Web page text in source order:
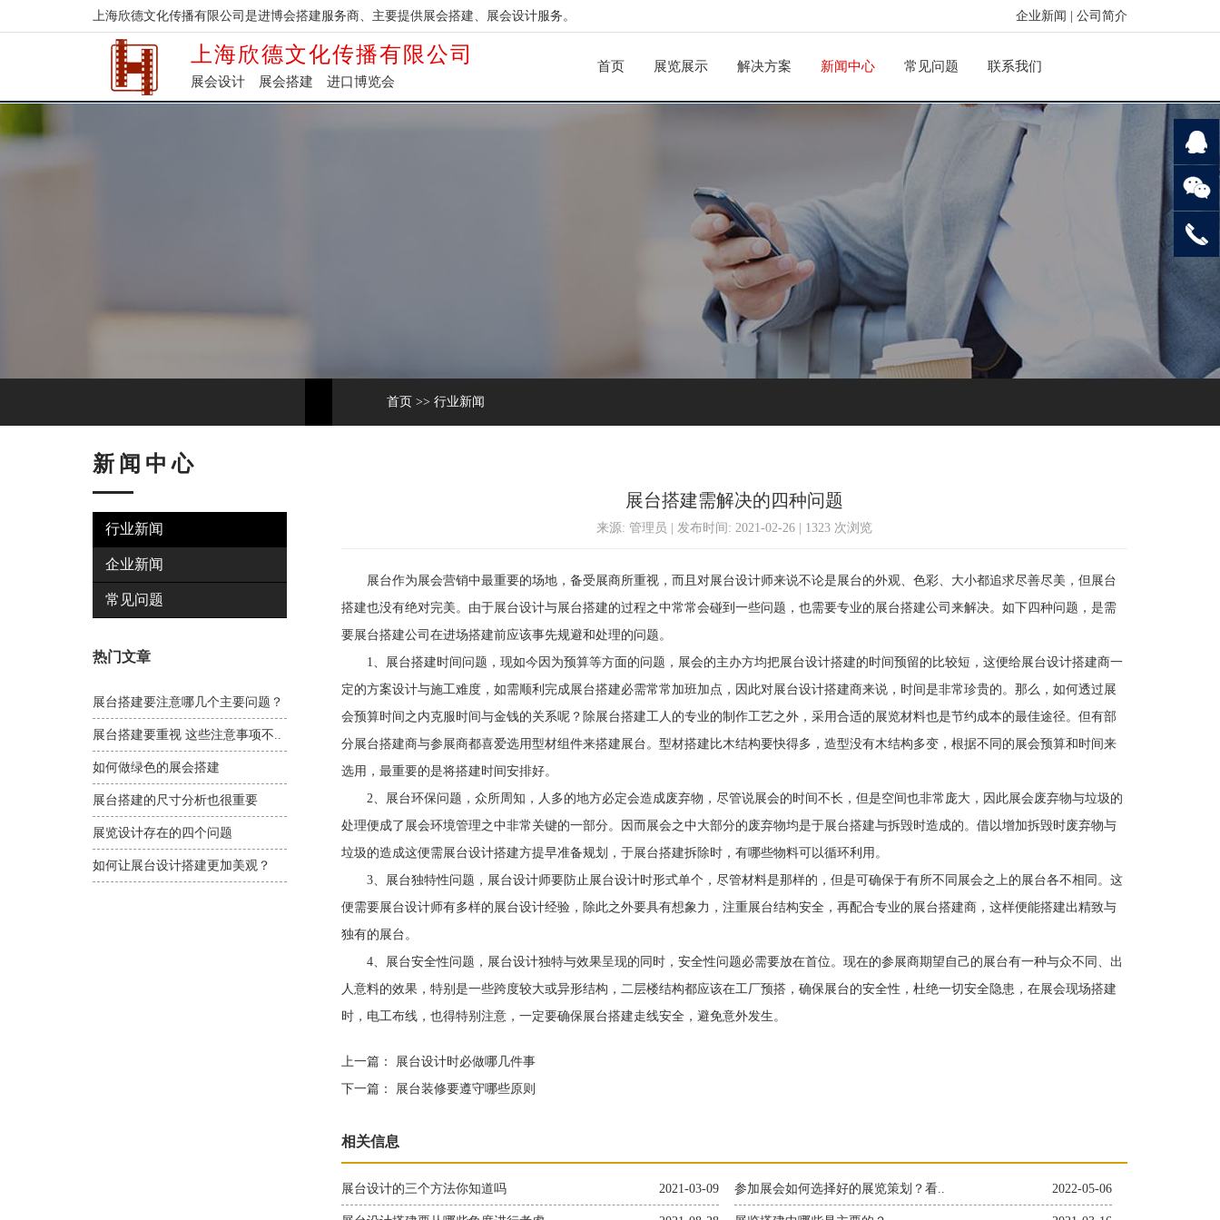
企业新闻 公司简介
上海欣德文化传播有限公司是进博会搭建服务商、主要提供展会搭建、展会设计服务。
上海欣德文化传播有限公司
展会设计 展会搭建 进口博览会
首页 展览展示 解决方案 新闻中心 常见问题 联系我们
首页 >> 行业新闻
新闻中心
行业新闻
企业新闻
常见问题
热门文章
展台搭建要注意哪几个主要问题？
展台搭建要重视 这些注意事项不..
如何做绿色的展会搭建
展台搭建的尺寸分析也很重要
展览设计存在的四个问题
如何让展台设计搭建更加美观？
展台搭建需解决的四种问题
来源: 管理员 | 发布时间: 2021-02-26 | 1323 次浏览
展台作为展会营销中最重要的场地，备受展商所重视，而且对展台设计师来说不论是展台的外观、色彩、大小都追求尽善尽美，但展台
搭建也没有绝对完美。由于展台设计与展台搭建的过程之中常常会碰到一些问题，也需要专业的展台搭建公司来解决。如下四种问题，是需
要展台搭建公司在进场搭建前应该事先规避和处理的问题。
1、展台搭建时间问题，现如今因为预算等方面的问题，展会的主办方均把展台设计搭建的时间预留的比较短，这便给展台设计搭建商一
定的方案设计与施工难度，如需顺利完成展台搭建必需常常加班加点，因此对展台设计搭建商来说，时间是非常珍贵的。那么，如何透过展
会预算时间之内克服时间与金钱的关系呢？除展台搭建工人的专业的制作工艺之外，采用合适的展览材料也是节约成本的最佳途径。但有部
分展台搭建商与参展商都喜爱选用型材组件来搭建展台。型材搭建比木结构要快得多，造型没有木结构多变，根据不同的展会预算和时间来
选用，最重要的是将搭建时间安排好。
2、展台环保问题，众所周知，人多的地方必定会造成废弃物，尽管说展会的时间不长，但是空间也非常庞大，因此展会废弃物与垃圾的
处理便成了展会环境管理之中非常关键的一部分。因而展会之中大部分的废弃物均是于展台搭建与拆毁时造成的。借以增加拆毁时废弃物与
垃圾的造成这便需展台设计搭建方提早准备规划，于展台搭建拆除时，有哪些物料可以循环利用。
3、展台独特性问题，展台设计师要防止展台设计时形式单个，尽管材料是那样的，但是可确保于有所不同展会之上的展台各不相同。这
便需要展台设计师有多样的展台设计经验，除此之外要具有想象力，注重展台结构安全，再配合专业的展台搭建商，这样便能搭建出精致与
独有的展台。
4、展台安全性问题，展台设计独特与效果呈现的同时，安全性问题必需要放在首位。现在的参展商期望自己的展台有一种与众不同、出
人意料的效果，特别是一些跨度较大或异形结构，二层楼结构都应该在工厂预搭，确保展台的安全性，杜绝一切安全隐患，在展会现场搭建
时，电工布线，也得特别注意，一定要确保展台搭建走线安全，避免意外发生。
上一篇：
展台设计时必做哪几件事
下一篇：
展台装修要遵守哪些原则
相关信息
2021-03-09
展台设计的三个方法你知道吗 2022-05-06
参加展会如何选择好的展览策划？看..